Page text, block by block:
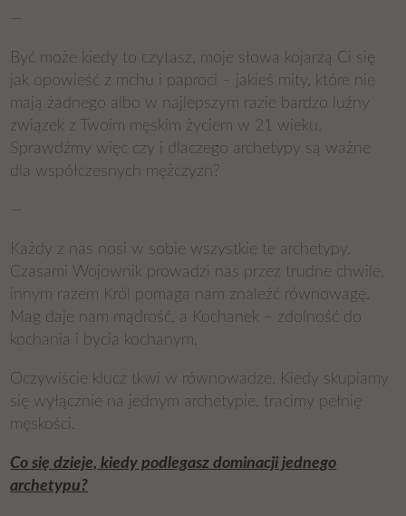
Być może kiedy to czytasz, moje słowa kojarzą Ci się
jak opowieść z mchu i paproci – jakieś mity, które nie
mają żadnego albo w najlepszym razie bardzo luźny
związek z Twoim męskim życiem w 21 wieku.
Sprawdźmy więc czy i dlaczego archetypy są ważne
dla współczesnych mężczyzn?
Każdy z nas nosi w sobie wszystkie te archetypy.
Czasami Wojownik prowadzi nas przez trudne chwile,
innym razem Król pomaga nam znaleźć równowagę.
Mag daje nam mądrość, a Kochanek – zdolność do
kochania i bycia kochanym.
Oczywiście klucz tkwi w równowadze. Kiedy skupiamy
się wyłącznie na jednym archetypie, tracimy pełnię
męskości.
Co się dzieje, kiedy podlegasz dominacji jednego
archetypu?